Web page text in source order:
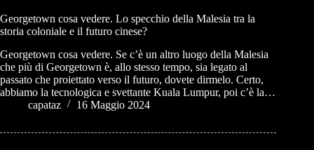
Georgetown cosa vedere. Lo specchio della Malesia tra la
storia coloniale e il futuro cinese?
Georgetown cosa vedere. Se c’è un altro luogo della Malesia
che più di Georgetown è, allo stesso tempo, sia legato al
passato che proiettato verso il futuro, dovete dirmelo. Certo,
abbiamo la tecnologica e svettante Kuala Lumpur, poi c’è la…
capataz
16 Maggio 2024